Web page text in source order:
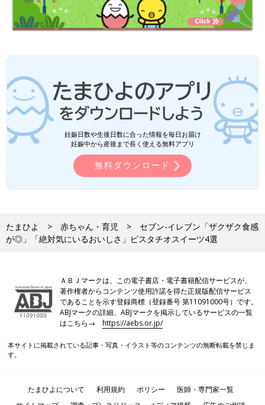
妊娠日数や生後日数に合った情報を毎日お届け
妊娠中から産後まで長く使える無料アプリ
無料ダウンロード
たまひよ 赤ちゃん・育児
セブン-イレブン「ザクザク食感
が◎」「絶対気にいるおいしさ」ピスタチオスイーツ4選
ＡＢＪマークは、この電子書店・電子書籍配信サービスが、
著作権者からコンテンツ使用許諾を得た正規版配信サービス
であることを示す登録商標（登録番号 第11091000号）です。
ABJマークの詳細、ABJマークを掲示しているサービスの一覧
はこちら→https://aebs.or.jp/
本サイトに掲載されている記事・写真・イラスト等のコンテンツの無断転載を禁じま
す。
たまひよについて 利用規約 ポリシー
医師・専門家一覧